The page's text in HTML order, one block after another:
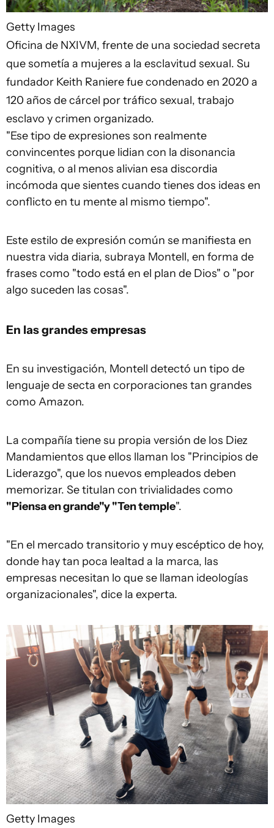
Getty Images
Oficina de NXIVM, frente de una sociedad secreta
que sometía a mujeres a la esclavitud sexual. Su
fundador Keith Raniere fue condenado en 2020 a
120 años de cárcel por tráfico sexual, trabajo
esclavo y crimen organizado.
"Ese tipo de expresiones son realmente
convincentes porque lidian con la disonancia
cognitiva, o al menos alivian esa discordia
incómoda que sientes cuando tienes dos ideas en
conflicto en tu mente al mismo tiempo".
Este estilo de expresión común se manifiesta en
nuestra vida diaria, subraya Montell, en forma de
frases como "todo está en el plan de Dios" o "por
algo suceden las cosas".
En las grandes empresas
En su investigación, Montell detectó un tipo de
lenguaje de secta en corporaciones tan grandes
como Amazon.
La compañía tiene su propia versión de los Diez
Mandamientos que ellos llaman los "Principios de
Liderazgo", que los nuevos empleados deben
memorizar. Se titulan con trivialidades como
"Piensa en grande"y "Tentemple".
"En el mercado transitorio y muy escéptico de hoy,
donde hay tan poca lealtad a la marca, las
empresas necesitan lo que se llaman ideologías
organizacionales", dice la experta.
Getty Images